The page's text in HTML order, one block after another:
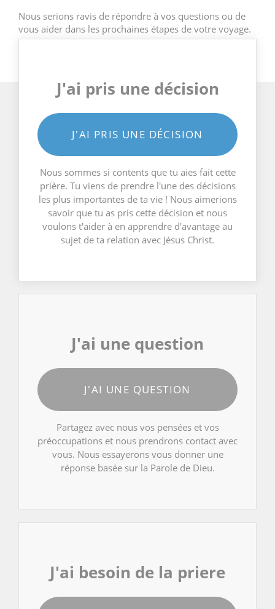
Nous serions ravis de répondre à vos questions ou de
vous aider dans les prochaines étapes de votre voyage.
J'ai pris une décision
J'AI PRIS UNE DÉCISION
Nous sommes si contents que tu aies fait cette
prière. Tu viens de prendre l'une des décisions
les plus importantes de ta vie ! Nous aimerions
savoir que tu as pris cette décision et nous
voulons t'aider à en apprendre d'avantage au
sujet de ta relation avec Jésus Christ.
J'ai une question
J'AI UNE QUESTION
Partagez avec nous vos pensées et vos
préoccupations et nous prendrons contact avec
vous. Nous essayerons vous donner une
réponse basée sur la Parole de Dieu.
J'ai besoin de la priere